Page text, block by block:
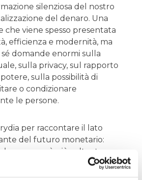
silenziosa del nostro
del denaro. Una
che viene spesso presentata
efficienza e modernità, ma
domande enormi sulla
sulla privacy, sul rapporto
sulla possibilità di
o condizionare
le persone.
per raccontare il lato
del futuro monetario:
non è più soltanto
ma può diventare anche